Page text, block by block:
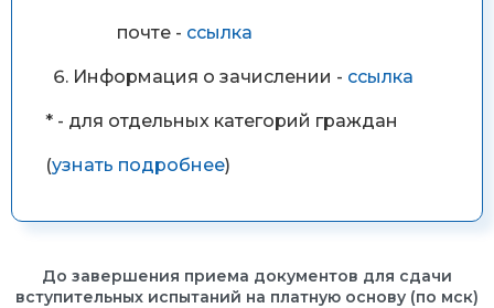
почте - ссылка
Информация о зачислении - ссылка
* - для отдельных категорий граждан
(узнать подробнее)
До завершения приема документов для сдачи
вступительных испытаний на платную основу (по мск)